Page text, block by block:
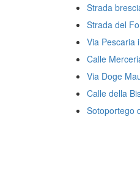
Strada
Strada del
Via Pescaria
Calle
Via Doge
Calle della
Sotoportego